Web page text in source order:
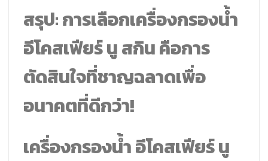
สรุป: การเลือกเครื่องกรองน้ำ
อีโคสเฟียร์ นู สกิน คือการ
ตัดสินใจที่ชาญฉลาดเพื่อ
อนาคตที่ดีกว่า!
เครื่องกรองน้ำ อีโคสเฟียร์ นู